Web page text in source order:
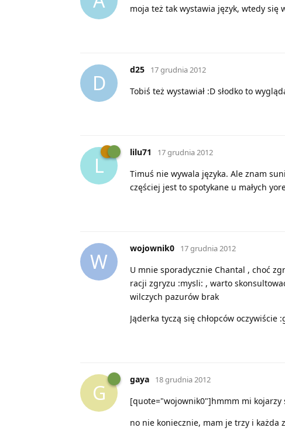
moja też tak wystawia język, wtedy się
D
d25 17 grudnia 2012
Tobiś też wystawiał :D słodko to
L
lilu71 17 grudnia 2012
Timuś nie wywala języka. Ale znam
częściej jest to spotykane u małych
W
wojownik0 17 grudnia 2012
U mnie sporadycznie Chantal , choć
racji zgryzu :mysli: , warto
wilczych pazurów brak
Jąderka tyczą się chłopców oczywiście
G
gaya 18 grudnia 2012
[quote="wojownik0"]hmmm mi kojarzy
no nie koniecznie, mam je trzy i każda